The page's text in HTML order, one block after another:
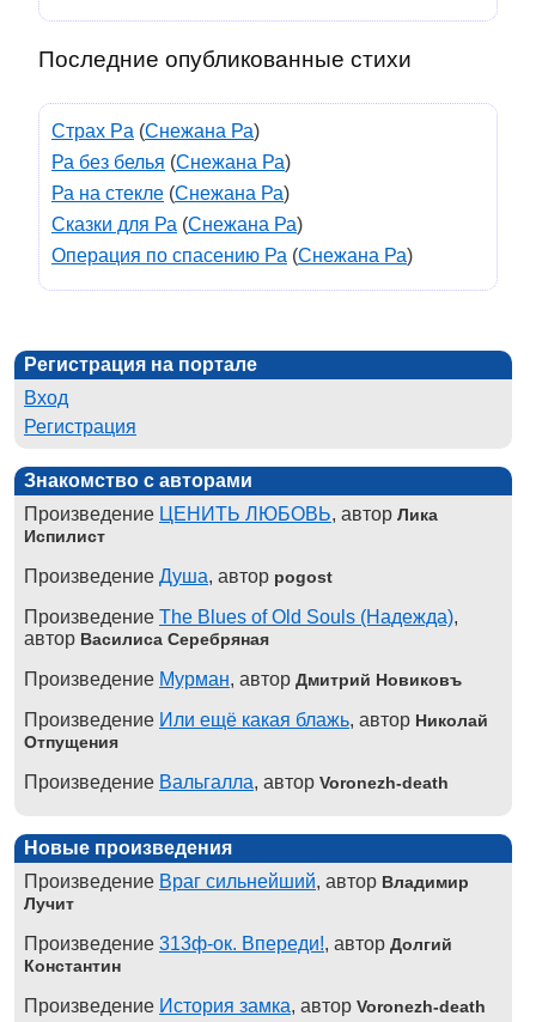
Последние опубликованные стихи
Страх Рa (Снежана Ра)
Ра без белья (Снежана Ра)
Ра на стекле (Снежана Ра)
Сказки для Ра (Снежана Ра)
Операция по спасению Ра (Снежана Ра)
Регистрация на портале
Вход
Регистрация
Знакомство с авторами
Произведение ЦЕНИТЬ ЛЮБОВЬ, автор Лика
Испилист
Произведение Душа, автор pogost
Произведение The Blues of Old Souls (Надежда),
автор Василиса Серебряная
Произведение Мурман, автор Дмитрий Новиковъ
Произведение Или ещё какая блажь, автор Николай
Отпущения
Произведение Вальгалла, автор Voronezh-death
Новые произведения
Произведение Враг сильнейший, автор Владимир
Лучит
Произведение 313ф-ок. Впереди!, автор Долгий
Константин
Произведение История замка, автор Voronezh-death